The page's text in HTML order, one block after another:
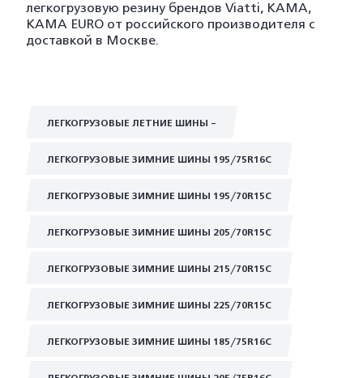
легкогрузовую резину брендов Viatti, KAMA,
KAMA EURO от российского производителя с
доставкой в Москве.
ЛЕГКОГРУЗОВЫЕ ЛЕТНИЕ ШИНЫ -
ЛЕГКОГРУЗОВЫЕ ЗИМНИЕ ШИНЫ 195/75R16C
ЛЕГКОГРУЗОВЫЕ ЗИМНИЕ ШИНЫ 195/70R15C
ЛЕГКОГРУЗОВЫЕ ЗИМНИЕ ШИНЫ 205/70R15C
ЛЕГКОГРУЗОВЫЕ ЗИМНИЕ ШИНЫ 215/70R15C
ЛЕГКОГРУЗОВЫЕ ЗИМНИЕ ШИНЫ 225/70R15C
ЛЕГКОГРУЗОВЫЕ ЗИМНИЕ ШИНЫ 185/75R16C